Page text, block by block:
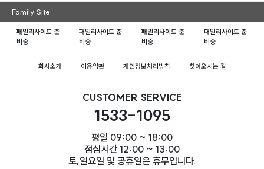
Family Site
패밀리사이트 준
비중
패밀리사이트 준
비중
패밀리사이트 준
비중
패밀리사이트 준
비중
회사소개 이용약관 개인정보처리방침 찾아오시는 길
CUSTOMER SERVICE
1533-1095
평일 09:00 ~ 18:00
점심시간 12:00 ~ 13:00
토,일요일 및 공휴일은 휴무입니다.